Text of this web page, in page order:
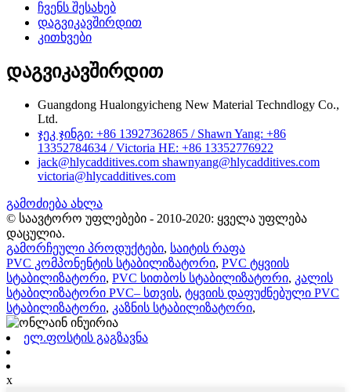
ჩვენს შესახებ
დაგვიკავშირდით
კითხვები
დაგვიკავშირდით
Guangdong Hualongyicheng New Material Techndlogy Co.,
Ltd.
ჯეკ ჯინგი: +86 13927362865 / Shawn Yang: +86
13352784634 / Victoria HE: +86 13352776922
jack@hlycadditives.com shawnyang@hlycadditives.com
victoria@hlycadditives.com
გამოძიება ახლა
© საავტორო უფლებები - 2010-2020: ყველა უფლება
დაცულია.
გამორჩეული პროდუქტები, საიტის რაფა
PVC კომპონენტის სტაბილიზატორი, PVC ტყვიის
სტაბილიზატორი, PVC სითბოს სტაბილიზატორი, კალის
სტაბილიზატორი PVC– სთვის, ტყვიის დაფუძნებული PVC
სტაბილიზატორი, კაზნის სტაბილიზატორი,
ელ.ფოსტის გაგზავნა
x